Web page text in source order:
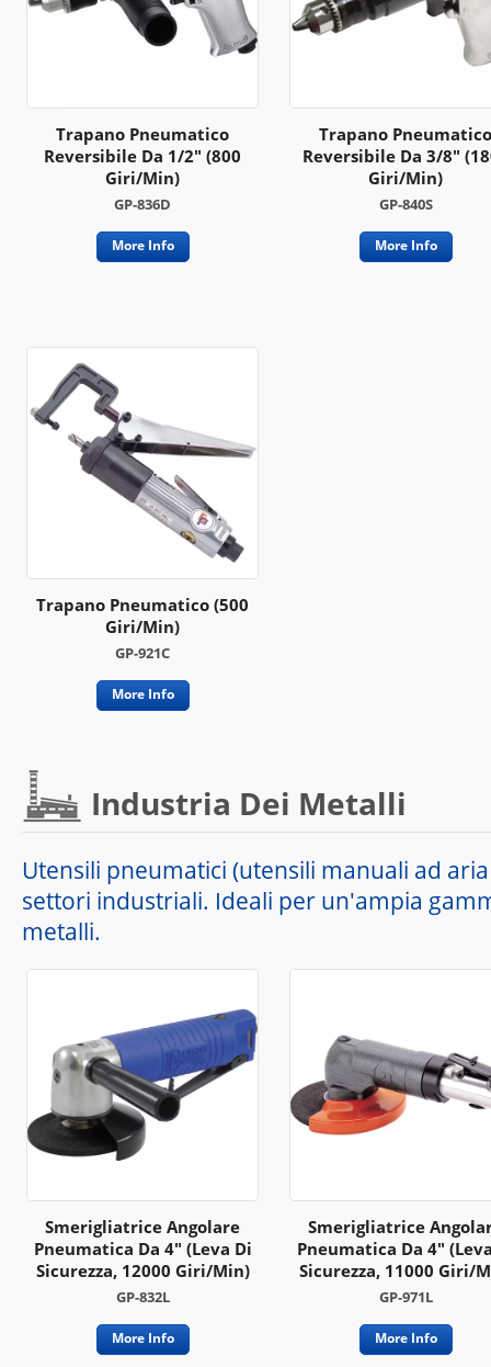
Trapano Pneumatico
Reversibile Da 1/2" (800
Giri/min)
GP-836D
More Info
Trapano Pneumatico
Reversibile Da 3/8"
Giri/min)
GP-840S
More Info
Trapano Pneumatico (500
Giri/min)
GP-921C
More Info
Industria Dei Metalli
Utensili pneumatici (utensili manuali ad
settori industriali. Ideali per un'ampia
metalli.
Smerigliatrice Angolare
Pneumatica Da 4" (leva Di
Sicurezza, 12000 Giri/min)
GP-832L
More Info
Smerigliatrice
Pneumatica Da 4"
Sicurezza, 11000 Giri/
GP-971L
More Info